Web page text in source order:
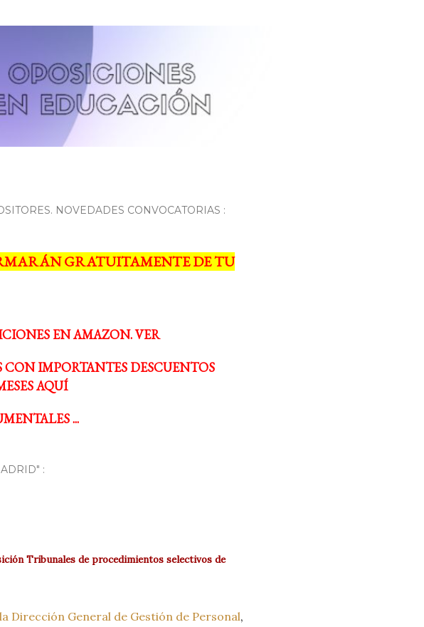
NOVEDADES CONVOCATORIAS :
GRATUITAMENTE DE TU
EN AMAZON. VER
CON IMPORTANTES DESCUENTOS
AQUÍ
...
:
Tribunales de procedimientos selectivos de
Dirección General de Gestión de Personal,